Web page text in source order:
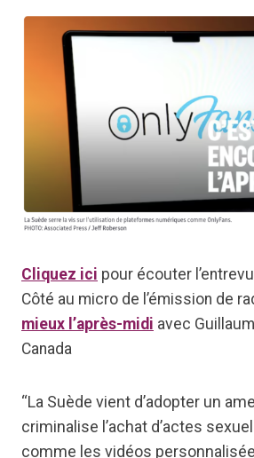
Cliquez ici pour écouter
Côté au micro de l’émission de
mieux l’après-midi avec
Canada
“La Suède vient d’adopter un
criminalise l’achat d’actes
comme les vidéos